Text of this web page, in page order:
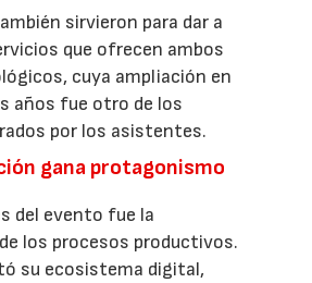
sirvieron para dar a
que ofrecen ambos
cuya ampliación en
años fue otro de los
por los asistentes.
gana protagonismo
del evento fue la
los procesos productivos.
su ecosistema digital,